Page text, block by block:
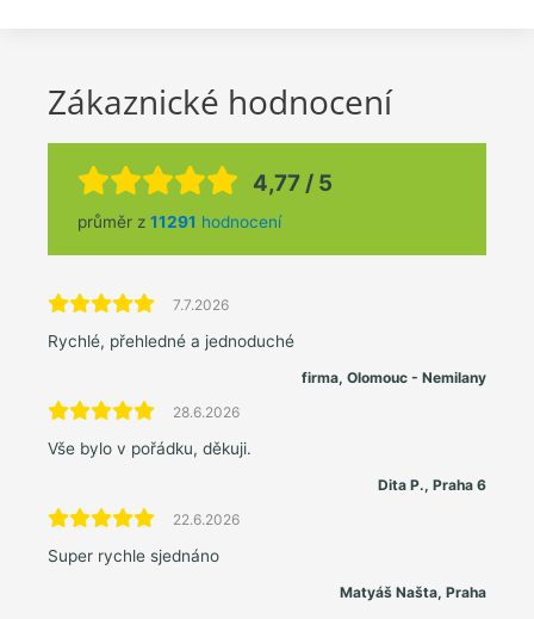
Zákaznické hodnocení
4,77 / 5
průměr z 11291 hodnocení
7.7.2026
Rychlé, přehledné a jednoduché
firma, Olomouc - Nemilany
28.6.2026
Vše bylo v pořádku, děkuji.
Dita P., Praha 6
22.6.2026
Super rychle sjednáno
Matyáš Našta, Praha